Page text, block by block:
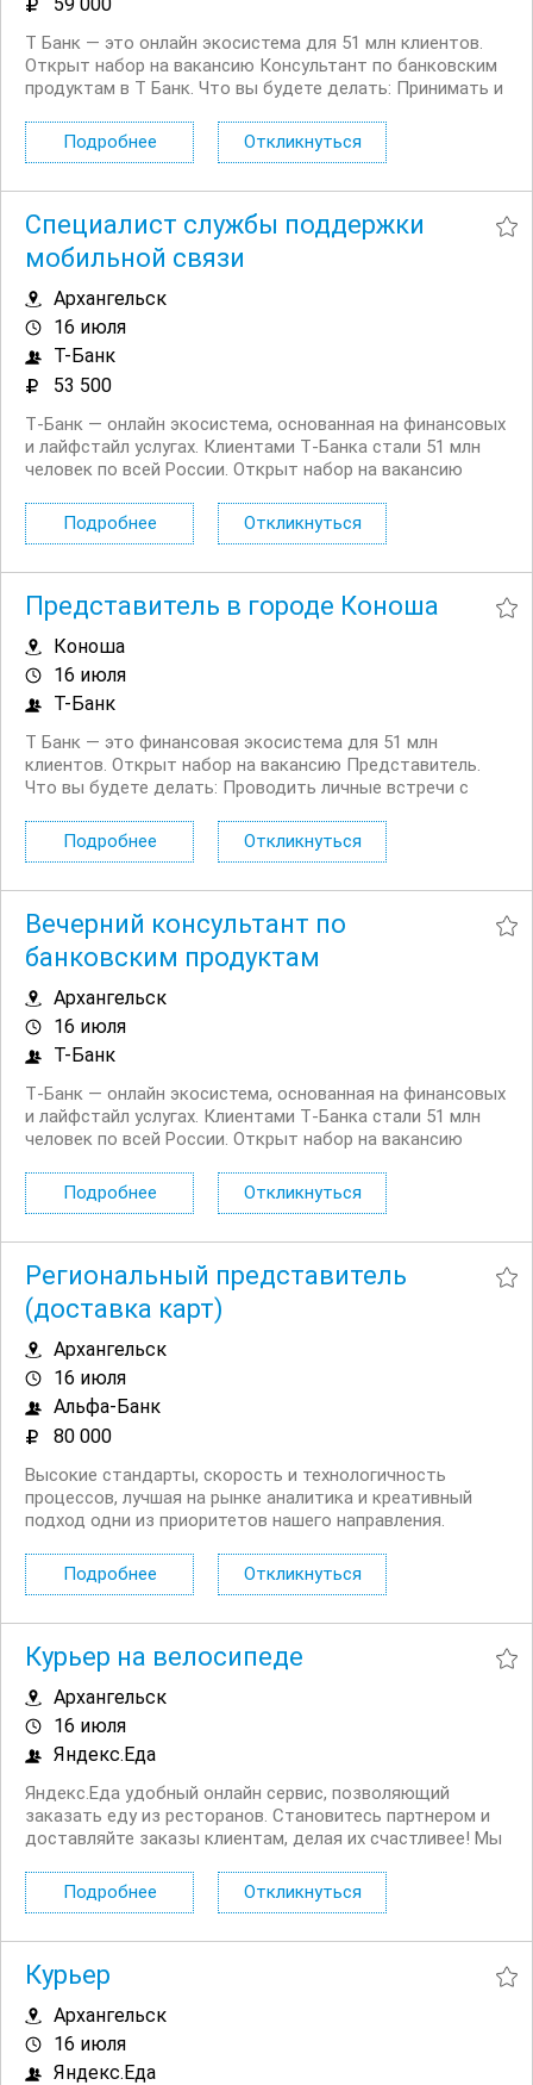
Т Банк — это онлайн экосистема для 51 млн клиентов.
Открыт набор на вакансию Консультант по банковским
продуктам в Т Банк. Что вы будете делать: Принимать и
Консультировать действующих и потенциальных
клиентов банка по телефону и в чате Вам...
Подробнее Откликнуться
Специалист службы поддержки
мобильной связи
Архангельск
16 июля
Т-Банк
53 500
Т‑Банк — онлайн экосистема, основанная на финансовых
и лайфстайл услугах. Клиентами Т‑Банка стали 51 млн
человек по всей России. Открыт набор на вакансию
регионах. Что вы будете делать: Работать с
действующими и потенциальными клиентами на...
Подробнее Откликнуться
Представитель в городе Коноша
Коноша
16 июля
Т-Банк
Т Банк — это финансовая экосистема для 51 млн
клиентов. Открыт набор на вакансию Представитель.
Что вы будете делать: Проводить личные встречи с
клиентов в финансовых вопросах. Продавать
дополнительные услуги и продукты...
Подробнее Откликнуться
Вечерний консультант по
банковским продуктам
Архангельск
16 июля
Т-Банк
Т‑Банк — онлайн экосистема, основанная на финансовых
и лайфстайл услугах. Клиентами Т‑Банка стали 51 млн
человек по всей России. Открыт набор на вакансию
будете делать: Консультировать клиентов по
депозитным продуктам на входящих звонках...
Подробнее Откликнуться
Региональный представитель
(доставка карт)
Архангельск
16 июля
Альфа-Банк
80 000
Высокие стандарты, скорость и технологичность
процессов, лучшая на рынке аналитика и креативный
подход одни из приоритетов нашего направления.
представителей для доставки карт. Чем предстоит
заниматься: Доставлять клиентам банковские
Подробнее Откликнуться
Курьер на велосипеде
Архангельск
16 июля
Яндекс.Еда
Яндекс.Еда удобный онлайн сервис, позволяющий
заказать еду из ресторанов. Становитесь партнером и
доставляйте заказы клиентам, делая их счастливее! Мы
сотрудничающей с сервисом Яндекс.Еда. Условия:
Первая выплата поступает через две недели,...
Подробнее Откликнуться
Курьер
Архангельск
16 июля
Яндекс.Еда